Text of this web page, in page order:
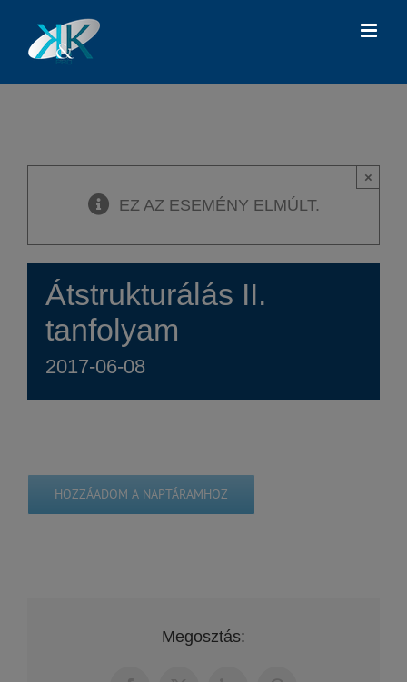
EZ AZ ESEMÉNY ELMÚLT.
×
Átstrukturálás II.
tanfolyam
2017-06-08
HOZZÁADOM A NAPTÁRAMHOZ
Megosztás: